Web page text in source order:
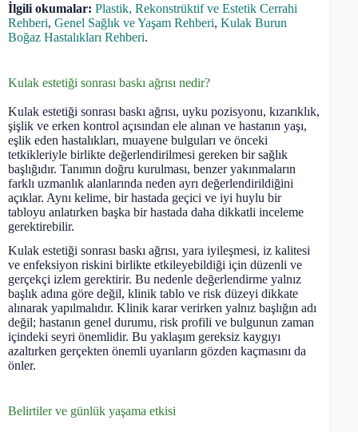
İlgili okumalar: Plastik, Rekonstrüktif ve Estetik Cerrahi
Rehberi, Genel Sağlık ve Yaşam Rehberi, Kulak Burun
Boğaz Hastalıkları Rehberi.
Kulak estetiği sonrası baskı ağrısı nedir?
Kulak estetiği sonrası baskı ağrısı, uyku pozisyonu, kızarıklık,
şişlik ve erken kontrol açısından ele alınan ve hastanın yaşı,
eşlik eden hastalıkları, muayene bulguları ve önceki
tetkikleriyle birlikte değerlendirilmesi gereken bir sağlık
başlığıdır. Tanımın doğru kurulması, benzer yakınmaların
farklı uzmanlık alanlarında neden ayrı değerlendirildiğini
açıklar. Aynı kelime, bir hastada geçici ve iyi huylu bir
tabloyu anlatırken başka bir hastada daha dikkatli inceleme
gerektirebilir.
Kulak estetiği sonrası baskı ağrısı, yara iyileşmesi, iz kalitesi
ve enfeksiyon riskini birlikte etkileyebildiği için düzenli ve
gerçekçi izlem gerektirir. Bu nedenle değerlendirme yalnız
başlık adına göre değil, klinik tablo ve risk düzeyi dikkate
alınarak yapılmalıdır. Klinik karar verirken yalnız başlığın adı
değil; hastanın genel durumu, risk profili ve bulgunun zaman
içindeki seyri önemlidir. Bu yaklaşım gereksiz kaygıyı
azaltırken gerçekten önemli uyarıların gözden kaçmasını da
önler.
Belirtiler ve günlük yaşama etkisi